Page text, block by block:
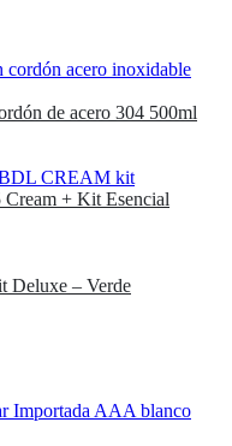
de acero 304 500ml
+ Kit Esencial
Deluxe – Verde